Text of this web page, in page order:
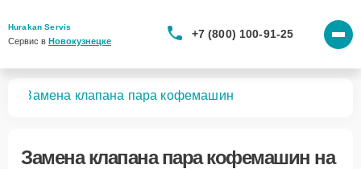
Hurakan Servis
Сервис в Новокузнецке
+7 (800) 100-91-25
Замена клапана пара кофемашин
Замена клапана пара кофемашин на